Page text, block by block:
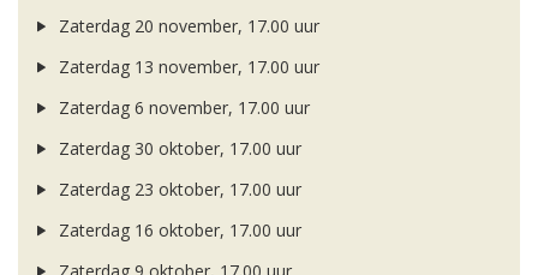
Zaterdag 20 november, 17.00 uur
Zaterdag 13 november, 17.00 uur
Zaterdag 6 november, 17.00 uur
Zaterdag 30 oktober, 17.00 uur
Zaterdag 23 oktober, 17.00 uur
Zaterdag 16 oktober, 17.00 uur